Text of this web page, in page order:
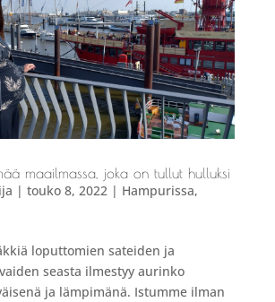
maailmassa, joka on tullut hulluksi
| touko 8, 2022| Hampurissa,
loputtomien sateiden ja
seasta ilmestyy aurinko
ja lämpimänä. Istumme ilman